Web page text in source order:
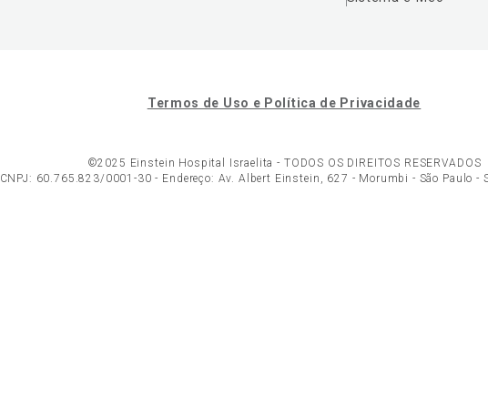
Termos de Uso e Política de Privacidade
©2025 Einstein Hospital Israelita - TODOS OS DIREITOS RESERVADOS
CNPJ: 60.765.823/0001-30 - Endereço: Av. Albert Einstein, 627 - Morumbi - São Paulo -